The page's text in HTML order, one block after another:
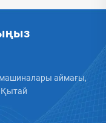
аймағы,
Қытай